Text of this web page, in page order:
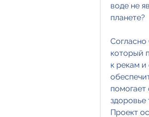
воде не
планете?
который
к рекам и
помогает
здоровье
Проект